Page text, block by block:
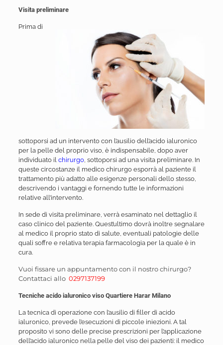
Visita preliminare
Prima di
sottoporsi ad un intervento con l’ausilio dell’acido ialuronico
per la pelle del proprio viso, è indispensabile, dopo aver
individuato il chirurgo, sottoporsi ad una visita preliminare. In
queste circostanze il medico chirurgo esporrà al paziente il
trattamento più adatto alle esigenze personali dello stesso,
descrivendo i vantaggi e fornendo tutte le informazioni
relative all’intervento.
In sede di visita preliminare, verrà esaminato nel dettaglio il
caso clinico del paziente. Quest’ultimo dovrà inoltre segnalare
al medico il proprio stato di salute, eventuali patologie delle
quali soffre e relativa terapia farmacologia per la quale è in
cura.
Vuoi fissare un appuntamento con il nostro chirurgo?
Contattaci allo 0297137199
Tecniche acido ialuronico viso Quartiere Harar Milano
La tecnica di operazione con l’ausilio di filler di acido
ialuronico, prevede l’esecuzioni di piccole iniezioni. A tal
proposito vi sono delle precise prescrizioni per l’applicazione
dell’acido ialuronico nella pelle del viso dei pazienti: il medico